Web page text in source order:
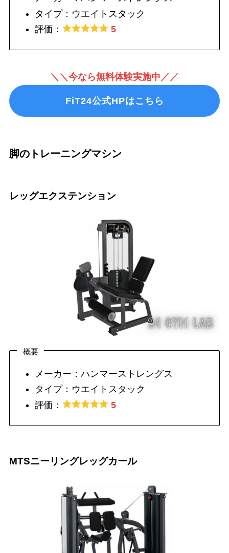
タイプ：ウエイトスタック
評価：
5
＼＼今なら無料体験実施中／／
FiT24公式HPはこちら
脚のトレーニングマシン
レッグエクステンション
概要
メーカー：ハンマーストレングス
タイプ：ウエイトスタック
評価：
5
MTSニーリングレッグカール